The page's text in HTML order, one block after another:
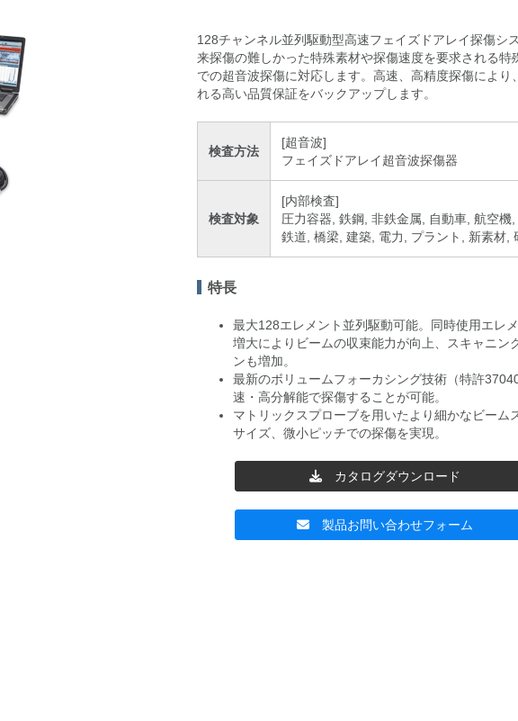
128チャンネル並列駆動型高速フェイズドアレイ探傷シ
来探傷の難しかった特殊素材や探傷速度を要求される特
での超音波探傷に対応します。高速、高精度探傷により
れる高い品質保証をバックアップします。
検査方法
[超音波]
フェイズドアレイ超音波探傷器
検査対象
[内部検査]
圧力容器, 鉄鋼, 非鉄金属, 自動車, 航空機,
鉄道, 橋梁, 建築, 電力, プラント, 新素材,
特長
最大128エレメント並列駆動可能。同時使用エレ
増大によりビームの収束能力が向上、スキャニン
ンも増加。
最新のボリュームフォーカシング技術（特許
速・高分解能で探傷することが可能。
マトリックスプローブを用いたより細かなビーム
サイズ、微小ピッチでの探傷を実現。
カタログダウンロード
製品お問い合わせフォーム